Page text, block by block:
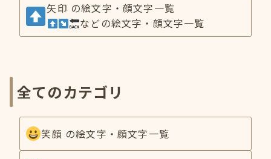
矢印 の絵文字・顔文字一覧
などの絵文字・顔文字一覧
全てのカテゴリ
笑顔 の絵文字・顔文字一覧